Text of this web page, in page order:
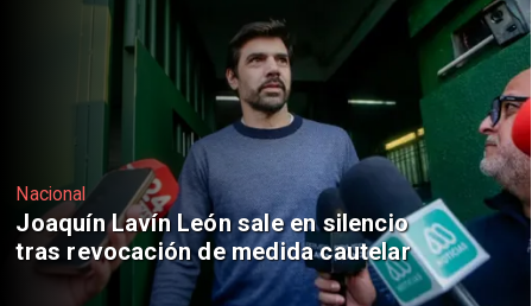
Nacional
Chile y Venezuela formalizan reinicio
de relaciones consulares